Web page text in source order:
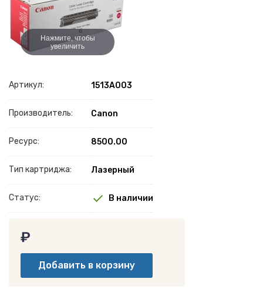
Нажмите, чтобы
увеличить
Артикул: 1513A003
Производитель: Canon
Ресурс: 8500.00
Тип картриджа: Лазерный
Статус: В наличии
₽